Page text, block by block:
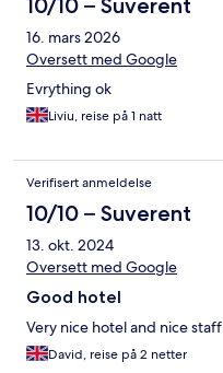
10/10 – Suverent
16. mars 2026
Oversett med Google
Evrything ok
Liviu, reise på 1 natt
Verifisert anmeldelse
10/10 – Suverent
13. okt. 2024
Oversett med Google
Good hotel
Very nice hotel and nice staff
David, reise på 2 netter